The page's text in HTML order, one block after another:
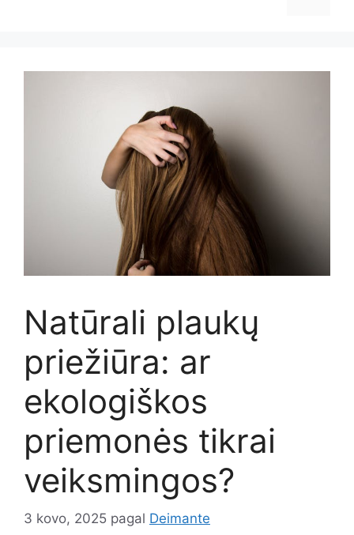
Natūrali plaukų
priežiūra: ar
ekologiškos
priemonės tikrai
veiksmingos?
3 kovo, 2025 pagal Deimante